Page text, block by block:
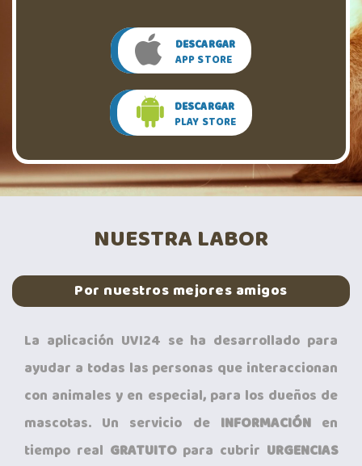
DESCARGAR
APP STORE
DESCARGAR
PLAY STORE
NUESTRA LABOR
Por nuestros mejores amigos
La aplicación UVI24 se ha desarrollado para
ayudar a todas las personas que interaccionan
con animales y en especial, para los dueños de
mascotas. Un servicio de INFORMACIÓNen
tiempo real GRATUITOpara cubrir URGENCIAS